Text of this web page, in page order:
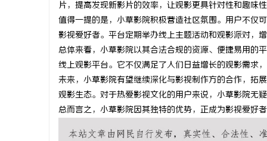
片，提高发现新影片的效率，让观影更具针对性和趣味性
值得一提的是，小草影院积极营造社区氛围。用户不仅
影视爱好者。平台定期举办线上主题活动和观影派对，
总体来看，小草影院以其合法合规的资源、便捷易用的
线上观影平台。它不仅满足了人们日益增长的观影需求
未来，小草影院有望继续深化与影视制作方的合作，拓
观影生态。对于热爱影视文化的用户来说，小草影院无
总而言之，小草影院因其独特的优势，正成为影视爱好
合肥刑事
法律困境